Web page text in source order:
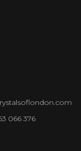
066 376